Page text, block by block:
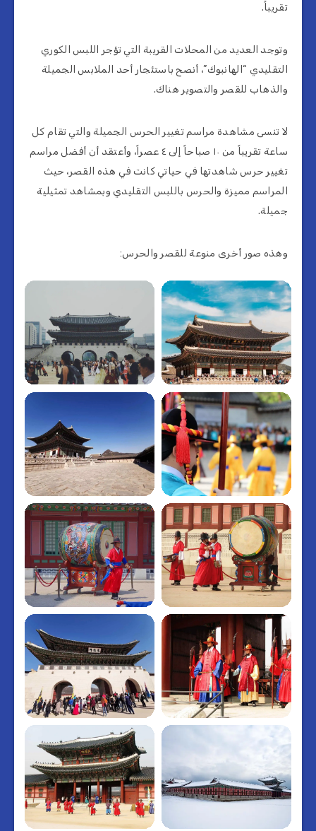
تقريباً.
وتوجد العديد من المحلات القريبة التي تؤجر اللبس الكوري
التقليدي “الهانبوك”، أنصح باستئجار أحد الملابس الجميلة
والذهاب للقصر والتصوير هناك.
لا تنسى مشاهدة مراسم تغيير الحرس الجميلة والتي تقام كل
ساعة تقريباً من ١٠ صباحاً إلى ٤ عصراً، وأعتقد أن أفضل مراسم
تغيير حرس شاهدتها في حياتي كانت في هذه القصر، حيث
المراسم مميزة والحرس باللبس التقليدي وبمشاهد تمثيلية
جميلة.
وهذه صور أخرى منوعة للقصر والحرس: